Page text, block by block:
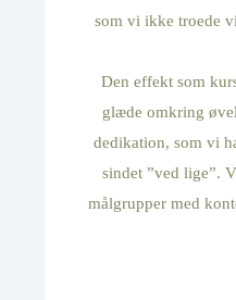
som vi ikke troede
Den effekt som
glæde omkring
dedikation, som vi
sindet ”ved lige”.
målgrupper med